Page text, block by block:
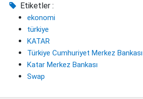
Etiketler :
ekonomi
türkiye
KATAR
Türkiye Cumhuriyet Merkez Bankası
Katar Merkez Bankası
Swap